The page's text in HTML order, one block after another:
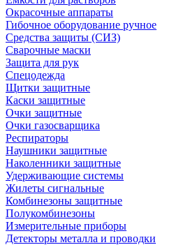
Окрасочные аппараты
Гибочное оборудование ручное
Средства защиты (СИЗ)
Сварочные маски
Защита для рук
Спецодежда
Щитки защитные
Каски защитные
Очки защитные
Очки газосварщика
Респираторы
Наушники защитные
Наколенники защитные
Удерживающие системы
Жилеты сигнальные
Комбинезоны защитные
Полукомбинезоны
Измерительные приборы
Детекторы металла и проводки